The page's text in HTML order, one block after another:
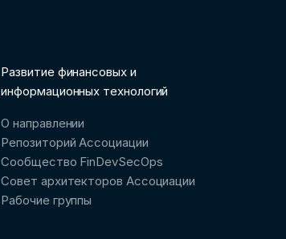
Развитие финансовых и
информационных технологий
О направлении
Репозиторий Ассоциации
Сообщество FinDevSecOps
Совет архитекторов Ассоциации
Рабочие группы